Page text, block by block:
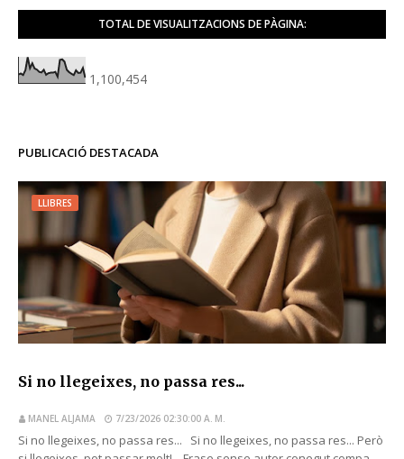
TOTAL DE VISUALITZACIONS DE PÀGINA:
1,100,454
PUBLICACIÓ DESTACADA
LLIBRES
Si no llegeixes, no passa res...
MANEL ALJAMA 7/23/2026 02:30:00 A. M.
Si no llegeixes, no passa res... Si no llegeixes, no passa res... Però